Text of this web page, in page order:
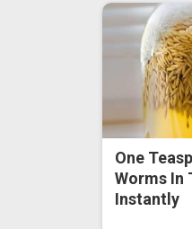
One
Worms In
Instantly